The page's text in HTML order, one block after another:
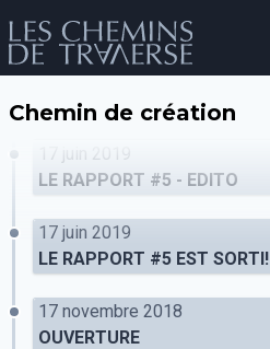
email
évènements
Chemin de création
17 juin 2019
LE RAPPORT #5 - EDITO
17 juin 2019
LE RAPPORT #5 EST SORTI!
17 novembre 2018
OUVERTURE